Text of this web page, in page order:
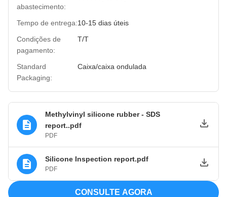
abastecimento:
Tempo de entrega:10-15 dias úteis
Condições de
pagamento:
T/T
Standard
Packaging:
Caixa/caixa ondulada
Methylvinyl silicone rubber - SDS
report..pdf
PDF
Silicone Inspection report.pdf
PDF
CONSULTE AGORA